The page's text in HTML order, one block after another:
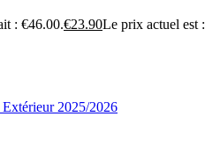
: €46.00.€23.90Le prix actuel est :